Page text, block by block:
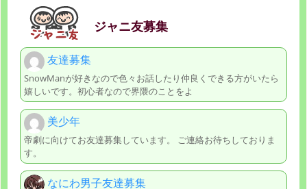
ジャニ友募集
友達募集
SnowManが好きなので色々お話したり仲良くできる方がいたら
嬉しいです。初心者なので界隈のことをよ
美少年
帝劇に向けてお友達募集しています。 ご連絡お待ちしておりま
す。
なにわ男子友達募集